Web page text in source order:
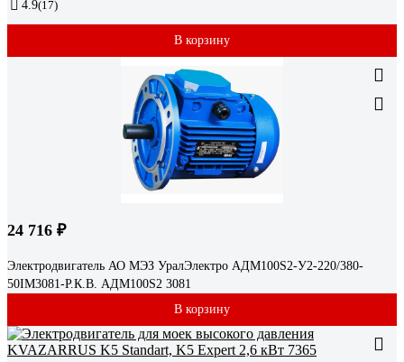
4.9(17)
В корзину
24 716 ₽
Электродвигатель АО МЭЗ УралЭлектро АДМ100S2-У2-220/380-
50IM3081-Р.К.В. АДМ100S2 3081
В корзину